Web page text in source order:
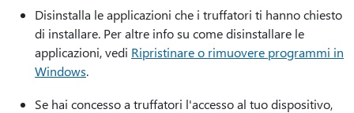
Disinstalla le applicazioni che i truffatori ti hanno chiesto
di installare. Per altre info su come disinstallare le
applicazioni, vedi Ripristinare o rimuovere programmi in
Windows.
Se hai concesso a truffatori l'accesso al tuo dispositivo,